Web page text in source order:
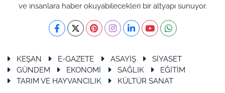
ve insanlara haber okuyabilecekleri bir altyapı sunuyor.
KEŞAN E-GAZETE ASAYİŞ
SİYASET
GÜNDEM
EKONOMİ SAĞLIK
EĞİTİM
TARIM VE HAYVANCILIK
KÜLTÜR SANAT